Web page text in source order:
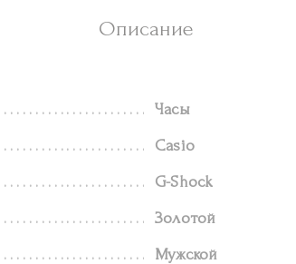
Описание
Часы
Casio
G-Shock
Золотой
Мужской